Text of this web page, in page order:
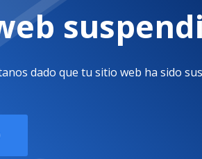
dado que tu sitio web ha sido